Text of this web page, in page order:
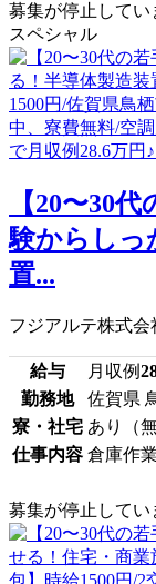
募集が停止してい
スペシャル
【20〜30
験からしっ
置...
フジアルテ株式会
給与 月収例
勤務地
佐賀県
寮・社宅 あり（無
仕事内容 倉庫作
募集が停止してい